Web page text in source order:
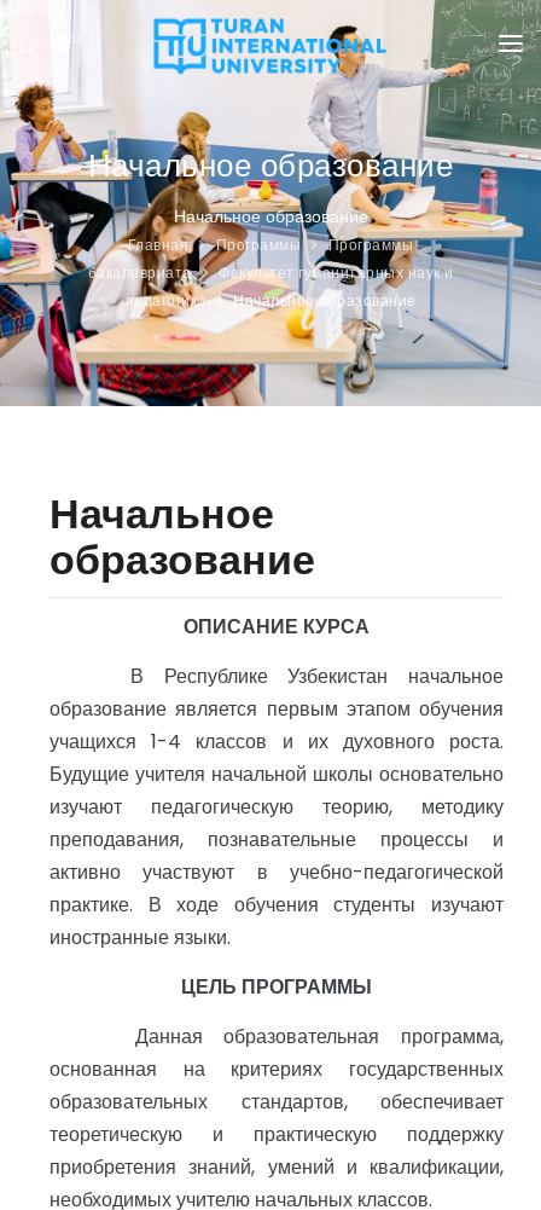
RU
УНИВЕРСИТЕТ
ПРОГРАММЫ
ПРИЁМ
ИССЛЕДОВАНИЕ
МЕЖДУНАРОДНЫЕ ОТНОШЕНИЯ
НОВОСТИ
Начальное образование
Начальное образование
Главная Программы
Программы
бакалавриата
Факультет гуманитарных наук и
педагогики
Начальное образование
Начальное
образование
ОПИСАНИЕ КУРСА
В Республике Узбекистан начальное
образование является первым этапом обучения
учащихся 1-4 классов и их духовного роста.
Будущие учителя начальной школы основательно
изучают педагогическую теорию, методику
преподавания, познавательные процессы и
активно участвуют в учебно-педагогической
практике. В ходе обучения студенты изучают
иностранные языки.
ЦЕЛЬ ПРОГРАММЫ
Данная образовательная программа,
основанная на критериях государственных
образовательных стандартов, обеспечивает
теоретическую и практическую поддержку
приобретения знаний, умений и квалификации,
необходимых учителю начальных классов.